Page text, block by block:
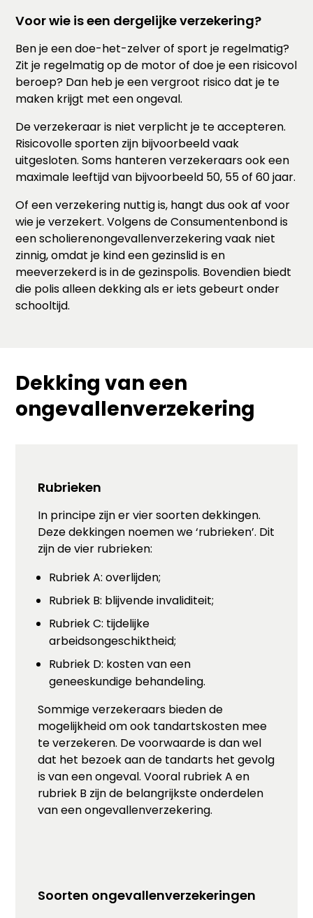
Voor wie is een dergelijke verzekering?
Ben je een doe-het-zelver of sport je regelmatig?
Zit je regelmatig op de motor of doe je een risicovol
beroep? Dan heb je een vergroot risico dat je te
maken krijgt met een ongeval.
De verzekeraar is niet verplicht je te accepteren.
Risicovolle sporten zijn bijvoorbeeld vaak
uitgesloten. Soms hanteren verzekeraars ook een
maximale leeftijd van bijvoorbeeld 50, 55 of 60 jaar.
Of een verzekering nuttig is, hangt dus ook af voor
wie je verzekert. Volgens de Consumentenbond is
een scholierenongevallenverzekering vaak niet
zinnig, omdat je kind een gezinslid is en
meeverzekerd is in de gezinspolis. Bovendien biedt
die polis alleen dekking als er iets gebeurt onder
schooltijd.
Dekking van een
ongevallenverzekering
Rubrieken
In principe zijn er vier soorten dekkingen.
Deze dekkingen noemen we ‘rubrieken’. Dit
zijn de vier rubrieken:
Rubriek A: overlijden;
Rubriek B: blijvende invaliditeit;
Rubriek C: tijdelijke
arbeidsongeschiktheid;
Rubriek D: kosten van een
geneeskundige behandeling.
Sommige verzekeraars bieden de
mogelijkheid om ook tandartskosten mee
te verzekeren. De voorwaarde is dan wel
dat het bezoek aan de tandarts het gevolg
is van een ongeval. Vooral rubriek A en
rubriek B zijn de belangrijkste onderdelen
van een ongevallenverzekering.
Soorten ongevallenverzekeringen